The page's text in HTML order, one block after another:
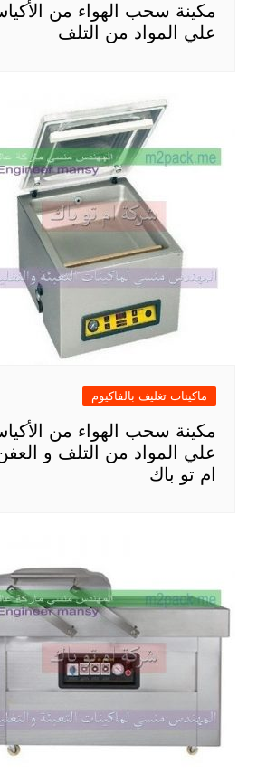
مكينة سحب الهواء من
علي المواد من التلف
ماكينات تغليف بالفاكيوم
مكينة سحب الهواء من
علي المواد من التلف و
ام تو باك